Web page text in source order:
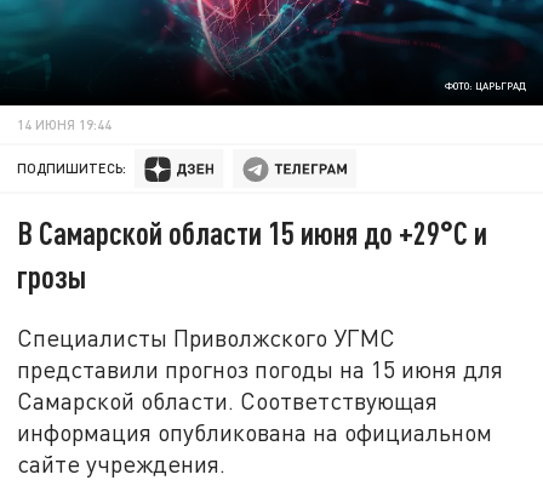
ФОТО: ЦАРЬГРАД
14 ИЮНЯ 19:44
ПОДПИШИТЕСЬ:
В Самарской области 15 июня до +29°C и
грозы
Специалисты Приволжского УГМС
представили прогноз погоды на 15 июня для
Самарской области. Соответствующая
информация опубликована на официальном
сайте учреждения.